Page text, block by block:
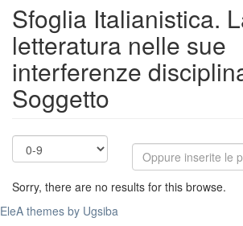
Sfoglia Italianistica.
letteratura nelle sue
interferenze
Soggetto
Sorry, there are no results for this browse.
EleA themes by Ugsiba